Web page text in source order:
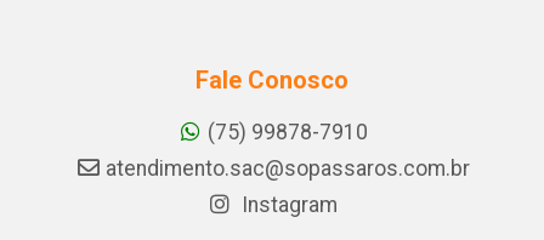
Fale Conosco
(75) 99878-7910
atendimento.sac@sopassaros.com.br
Instagram